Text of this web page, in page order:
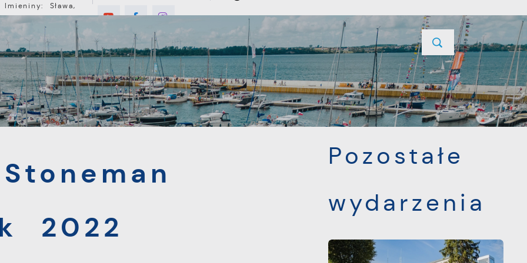
Imieniny: Sława,
Jakub, Stefan
MIESZKANIEC TURYSTYKA INWESTYCJE PROJEKTY UNIJNE KONTAKT
Triathlon Puck 2022 POPRZEDNI NASTĘPNY
2022
Pozostałe
wydarzenia